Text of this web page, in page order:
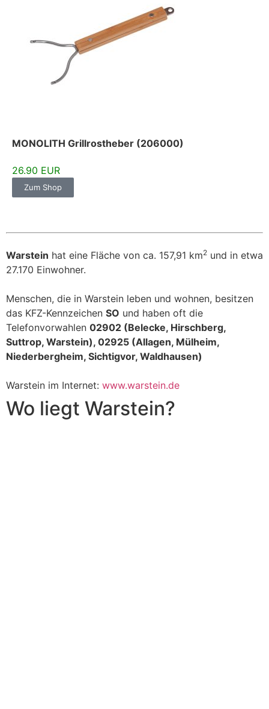
MONOLITH Grillrostheber (206000)
26.90 EUR
Zum Shop
Warstein hat eine Fläche von ca. 157,91 km2 und in etwa
27.170 Einwohner.
Menschen, die in Warstein leben und wohnen, besitzen
das KFZ-Kennzeichen SO und haben oft die
Telefonvorwahlen 02902 (Belecke, Hirschberg,
Suttrop, Warstein), 02925 (Allagen, Mülheim,
Niederbergheim, Sichtigvor, Waldhausen)
Warstein im Internet: www.warstein.de
Wo liegt Warstein?